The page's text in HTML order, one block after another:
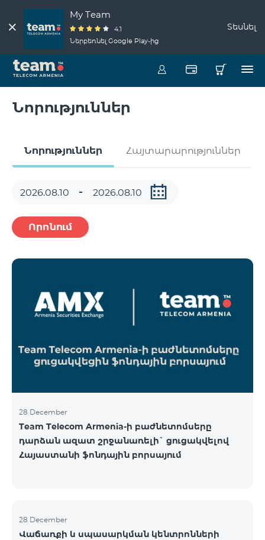
My Team
4.1
Ներբեռնել Google Play-ից
Տեսնել
Նորություններ
Նորություններ Հայտարարություններ
Որոնում
28 December
Team Telecom Armenia-ի բաժնետոմսերը
դարձան ազատ շրջանառելի` ցուցակվելով
Հայաստանի ֆոնդային բորսայում
28 December
Վաճառքի և սպասարկման կենտրոնների